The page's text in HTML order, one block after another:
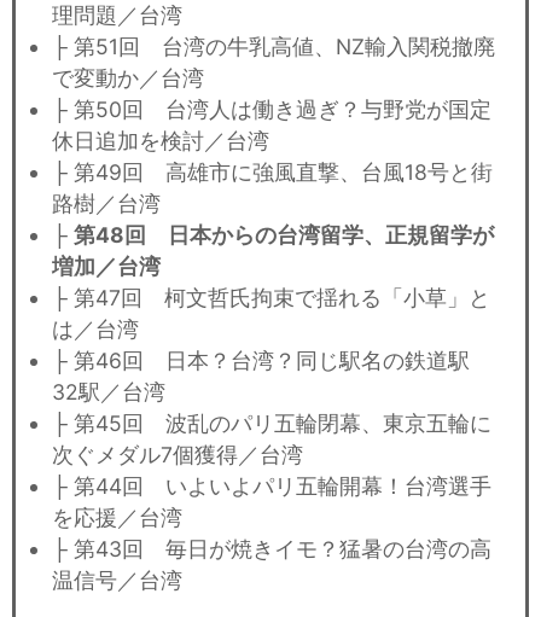
理問題／台湾
├ 第51回 台湾の牛乳高値、NZ輸入関税撤廃
で変動か／台湾
├ 第50回 台湾人は働き過ぎ？与野党が国定
休日追加を検討／台湾
├ 第49回 高雄市に強風直撃、台風18号と街
路樹／台湾
├ 第48回 日本からの台湾留学、正規留学が
増加／台湾
├ 第47回 柯文哲氏拘束で揺れる「小草」と
は／台湾
├ 第46回 日本？台湾？同じ駅名の鉄道駅
32駅／台湾
├ 第45回 波乱のパリ五輪閉幕、東京五輪に
次ぐメダル7個獲得／台湾
├ 第44回 いよいよパリ五輪開幕！台湾選手
を応援／台湾
├ 第43回 毎日が焼きイモ？猛暑の台湾の高
温信号／台湾